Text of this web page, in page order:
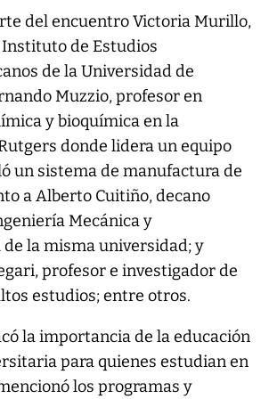
del encuentro Victoria Murillo,
de Estudios
de la Universidad de
Muzzio, profesor en
y bioquímica en la
donde lidera un equipo
un sistema de manufactura de
a Alberto Cuitiño, decano
Mecánica y
la misma universidad; y
profesor e investigador de
estudios; entre otros.
la importancia de la educación
para quienes estudian en
los programas y